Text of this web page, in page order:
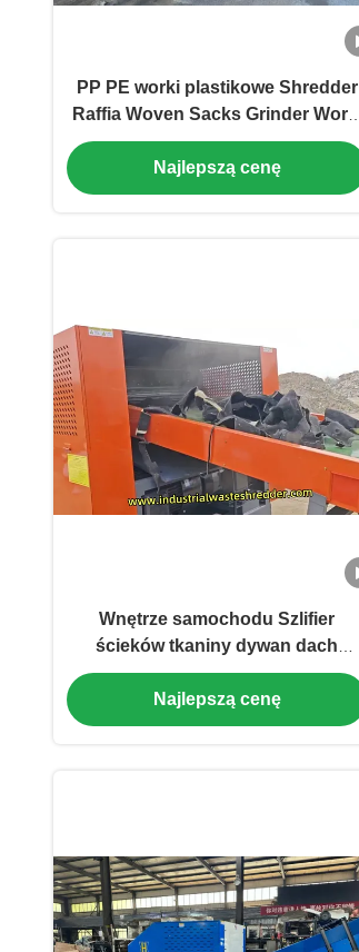
PP PE worki plastikowe Shredder
Raffia Woven Sacks Grinder Worki
handlowe Crusher Duża
pojemność
Najlepszą cenę
Wnętrze samochodu Szlifier
ścieków tkaniny dywan dach
skórzany krusznik dostosowany
pojemność i rozrzut wielkość
Najlepszą cenę